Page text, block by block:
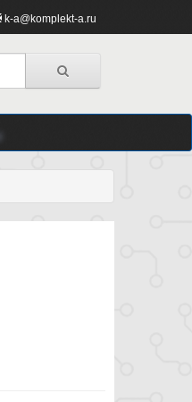
k-a@komplekt-a.ru